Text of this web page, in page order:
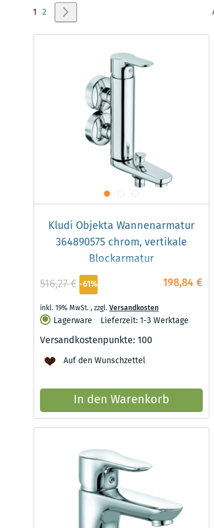
Seite
Sie lesen gerade Seite
1 Seite
2
Kludi Objekta Wannenarmatur
364890575 chrom, vertikale
Blockarmatur
198,84 €
516,27 € -61%
inkl. 19% MwSt.,zzgl.Versandkosten
Lagerware Lieferzeit: 1-3 Werktage
Versandkostenpunkte: 100
Auf den Wunschzettel
In den Warenkorb